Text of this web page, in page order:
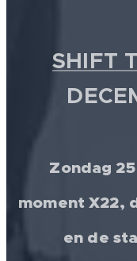
SHIFT
Zondag
moment X22,
en de